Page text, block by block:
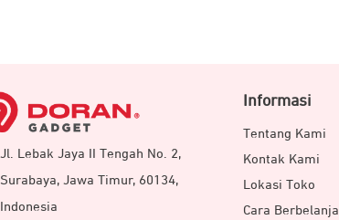
Jl. Lebak Jaya II Tengah No. 2,
Surabaya, Jawa Timur, 60134,
Indonesia
Informasi
Tentang Kami
Kontak Kami
Lokasi Toko
Cara Berbelanja